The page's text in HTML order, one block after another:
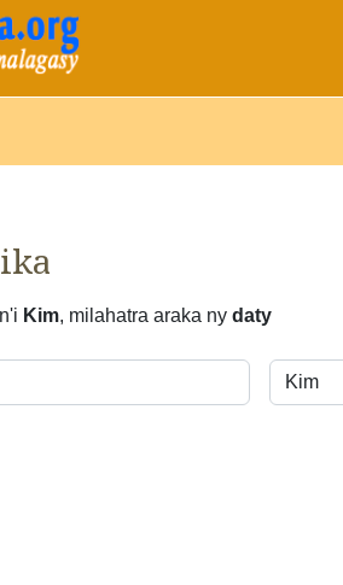
Kim, milahatra araka ny daty